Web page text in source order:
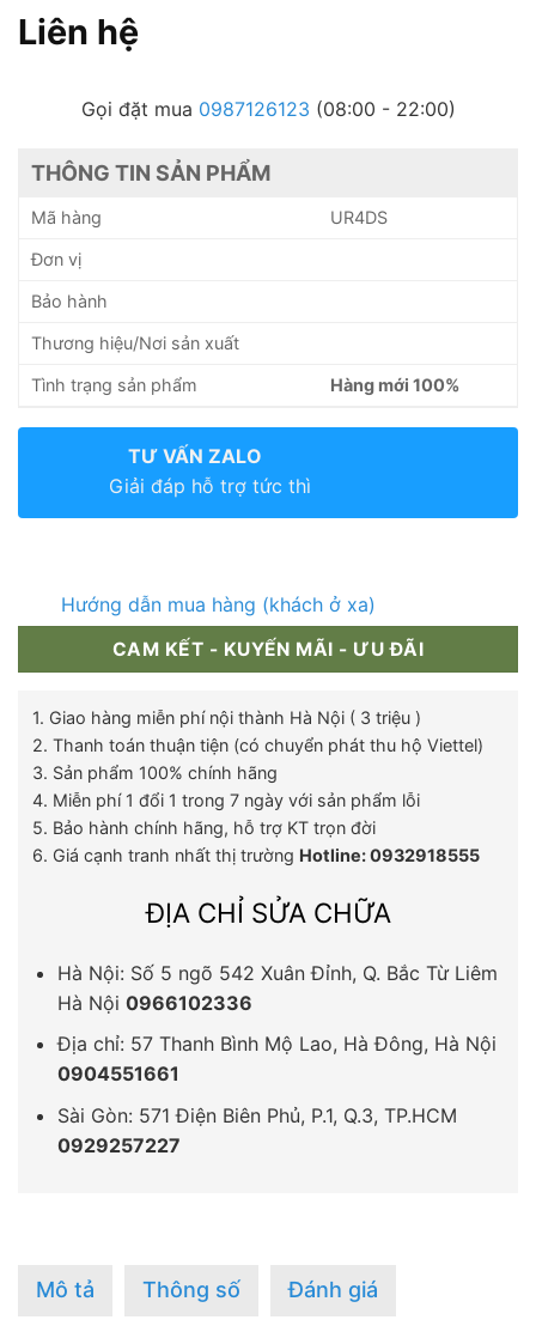
Liên hệ
Gọi đặt mua 0987126123 (08:00 - 22:00)
THÔNG TIN SẢN PHẨM
Mã hàng UR4DS
Đơn vị
Bảo hành
Thương hiệu/Nơi sản xuất
Tình trạng sản phẩm Hàng mới 100%
TƯ VẤN ZALO
Giải đáp hỗ trợ tức thì
Hướng dẫn mua hàng (khách ở xa)
CAM KẾT - KUYẾN MÃI - ƯU ĐÃI
1. Giao hàng miễn phí nội thành Hà Nội ( 3 triệu )
2. Thanh toán thuận tiện (có chuyển phát thu hộ Viettel)
3. Sản phẩm 100% chính hãng
4. Miễn phí 1 đổi 1 trong 7 ngày với sản phẩm lỗi
5. Bảo hành chính hãng, hỗ trợ KT trọn đời
6. Giá cạnh tranh nhất thị trường Hotline: 0932918555
ĐỊA CHỈ SỬA CHỮA
Hà Nội: Số 5 ngõ 542 Xuân Đỉnh, Q. Bắc Từ Liêm
Hà Nội 0966102336
Địa chỉ: 57 Thanh Bình Mộ Lao, Hà Đông, Hà Nội
0904551661
Sài Gòn: 571 Điện Biên Phủ, P.1, Q.3, TP.HCM
0929257227
Mô tả Thông số Đánh giá